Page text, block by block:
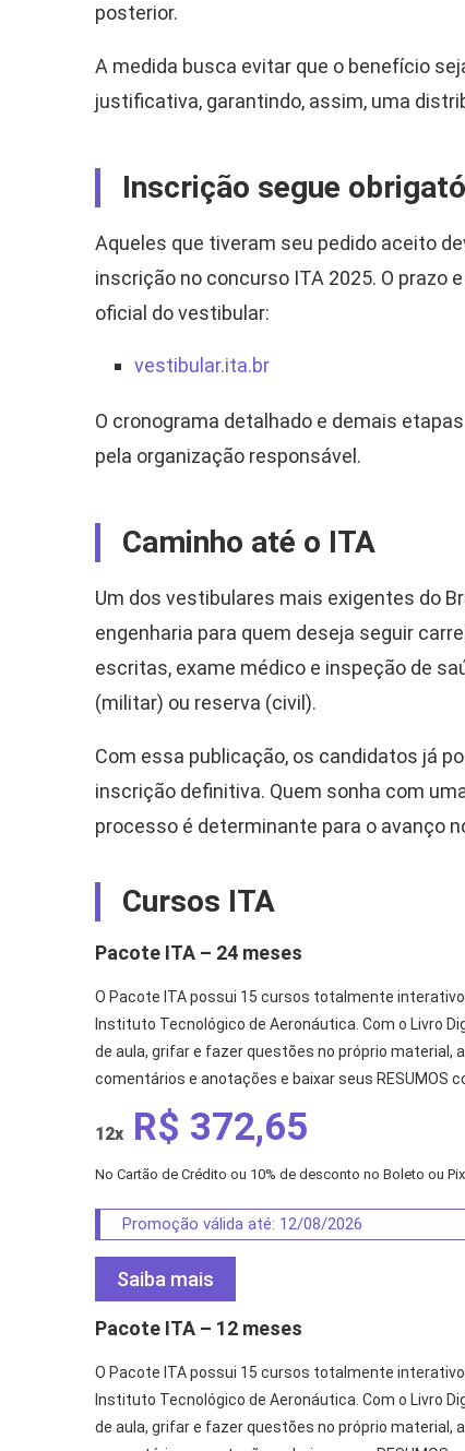
posterior.
A medida busca evitar que o benefício
justificativa, garantindo, assim, uma
Inscrição segue
Aqueles que tiveram seu pedido aceito
inscrição no concurso ITA 2025. O
oficial do vestibular:
vestibular.ita.br
O cronograma detalhado e demais
pela organização responsável.
Caminho até o ITA
Um dos vestibulares mais exigentes do
engenharia para quem deseja seguir
escritas, exame médico e inspeção de
(militar) ou reserva (civil).
Com essa publicação, os candidatos já
inscrição definitiva. Quem sonha com
processo é determinante para o avanço
Cursos ITA
Pacote ITA – 24 meses
O Pacote ITA possui 15 cursos totalmente
Instituto Tecnológico de Aeronáutica. Com o Livro
de aula, grifar e fazer questões no próprio
comentários e anotações e baixar seus RESUMOS
12x R$ 372,65
No Cartão de Crédito ou 10% de desconto no Boleto ou
Promoção válida até: 12/08/2026
Saiba mais
Pacote ITA – 12 meses
O Pacote ITA possui 15 cursos totalmente
Instituto Tecnológico de Aeronáutica. Com o Livro
de aula, grifar e fazer questões no próprio